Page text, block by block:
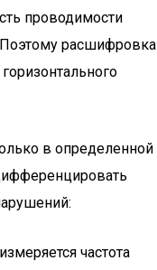
проводимости
Поэтому расшифровка
в определенной
частота